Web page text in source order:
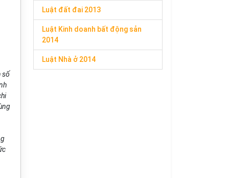
số
Luật đất đai 2013
Luật Kinh doanh bất động sản
2014
Luật Nhà ở 2014